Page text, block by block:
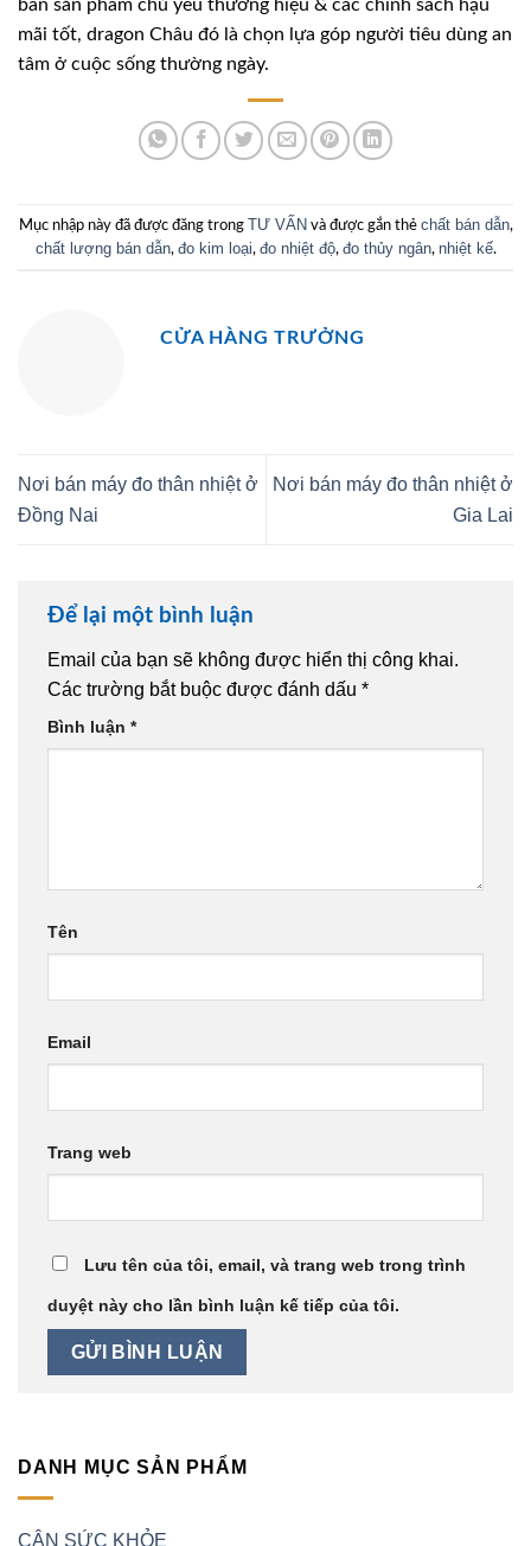
bán sản phẩm chủ yếu thương hiệu & các chính sách hậu
mãi tốt, dragon Châu đó là chọn lựa góp người tiêu dùng an
tâm ở cuộc sống thường ngày.
Mục nhập này đã được đăng trong TƯ VẤN và được gắn thẻ chất bán dẫn,
chất lượng bán dẫn, đo kim loại, đo nhiệt độ, đo thủy ngân, nhiệt kế.
CỬA HÀNG TRƯỞNG
Nơi bán máy đo thân nhiệt ở
Đồng Nai
Nơi bán máy đo thân nhiệt ở
Gia Lai
Để lại một bình luận
Email của bạn sẽ không được hiển thị công khai.
Các trường bắt buộc được đánh dấu *
Bình luận *
Tên
Email
Trang web
Lưu tên của tôi, email, và trang web trong trình
duyệt này cho lần bình luận kế tiếp của tôi.
DANH MỤC SẢN PHẨM
CÂN SỨC KHỎE